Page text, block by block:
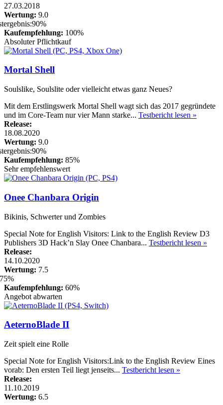
27.03.2018
Wertung: 9.0
Kaufempfehlung: 100%
Absoluter Pflichtkauf
Mortal Shell
Soulslike, Soulslite oder vielleicht etwas ganz Neues?
Mit dem Erstlingswerk Mortal Shell wagt sich das 2017 gegründete
und im Core-Team nur vier Mann starke... Testbericht lesen »
Release:
18.08.2020
Wertung: 9.0
Kaufempfehlung: 85%
Sehr empfehlenswert
Onee Chanbara Origin
Bikinis, Schwerter und Zombies
Special Note for English Visitors: Link to the English Review D3
Publishers 3D Hack’n Slay Onee Chanbara... Testbericht lesen »
Release:
14.10.2020
Wertung: 7.5
Kaufempfehlung: 60%
Angebot abwarten
AeternoBlade II
Zeit spielt eine Rolle
Special Note for English Visitors:Link to the English Review Eines
vorab: Den ersten Teil liegt jenseits... Testbericht lesen »
Release:
11.10.2019
Wertung: 6.5